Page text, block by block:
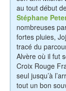
au tout début
Stéphane
nombreuses
fortes pluies,
tracé du
Alvère où il fut
Croix Rouge
seul jusqu’à
tout un bon